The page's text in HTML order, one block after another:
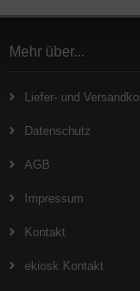
Mehr über...
Liefer- und
Datenschutz
AGB
Impressum
Kontakt
ekiosk Kontakt